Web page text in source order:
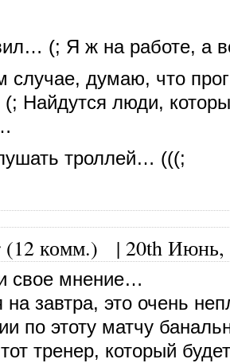
(; Я ж на работе, а
думаю, что
Найдутся люди,
троллей… (((;
комм.) | 20th Июнь,
свое мнение…
завтра, это очень
по этоту матчу
тренер, который